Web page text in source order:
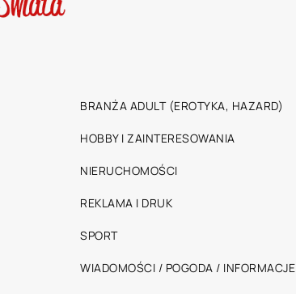
BRANŻA ADULT (EROTYKA, HAZARD)
HOBBY I ZAINTERESOWANIA
NIERUCHOMOŚCI
REKLAMA I DRUK
SPORT
WIADOMOŚCI / POGODA / INFORMACJE